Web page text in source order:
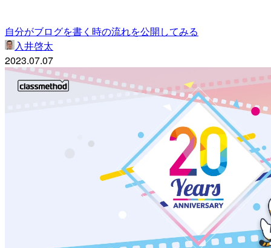
自分がブログを書く時の流れを公開してみる
入井啓太
2023.07.07